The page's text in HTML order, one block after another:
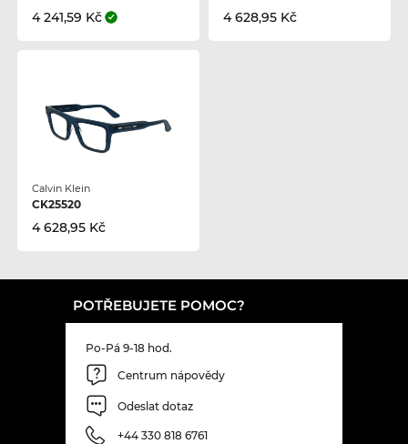
4 241,59 Kč 4 628,95 Kč
Calvin Klein
CK25520
4 628,95 Kč
POTŘEBUJETE POMOC?
Po-Pá 9-18 hod.
Centrum nápovědy
Odeslat dotaz
+44 330 818 6761